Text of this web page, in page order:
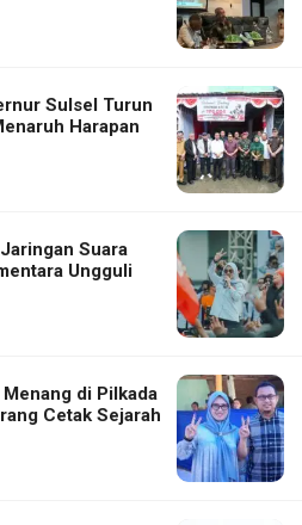
Sulsel Turun
Harapan
Suara
Ungguli
di Pilkada
Cetak Sejarah